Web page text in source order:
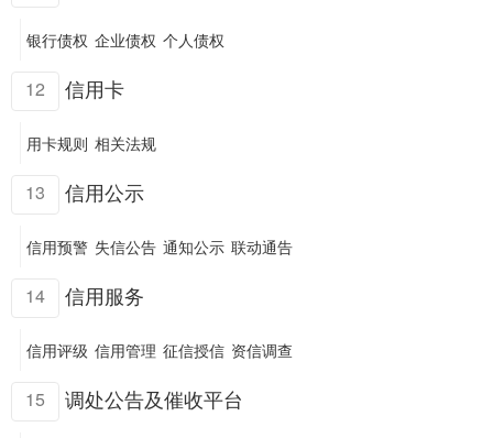
银行债权 企业债权 个人债权
12 信用卡
用卡规则 相关法规
13 信用公示
信用预警 失信公告 通知公示 联动通告
14 信用服务
信用评级 信用管理 征信授信 资信调查
15 调处公告及催收平台